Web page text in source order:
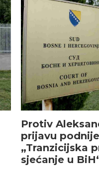
Protiv
prijavu
„Tranzicijska
sjećanje u